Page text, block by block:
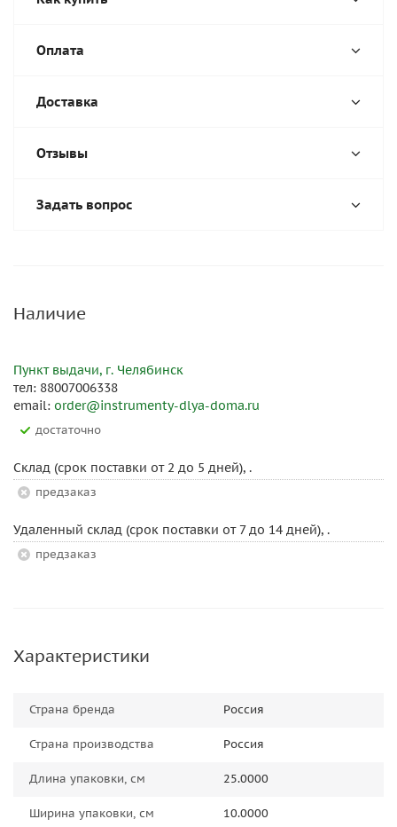
Оплата
Доставка
Отзывы
Задать вопрос
Наличие
Пункт выдачи, г. Челябинск
тел: 88007006338
email: order@instrumenty-dlya-doma.ru
Достаточно
Склад (срок поставки от 2 до 5 дней), .
Предзаказ
Удаленный склад (срок поставки от 7 до 14 дней), .
Предзаказ
Характеристики
Страна бренда Россия
Страна производства Россия
Длина упаковки, см 25.0000
Ширина упаковки, см 10.0000